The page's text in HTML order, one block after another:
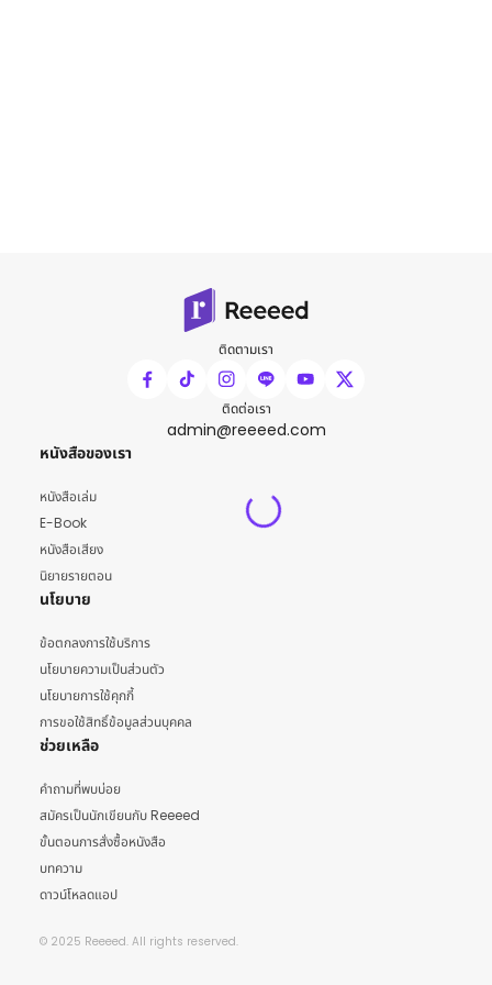
ติดตามเรา
ติดต่อเรา
admin@reeeed.com
หนังสือของเรา
หนังสือเล่ม
E-Book
หนังสือเสียง
นิยายรายตอน
นโยบาย
ข้อตกลงการใช้บริการ
นโยบายความเป็นส่วนตัว
นโยบายการใช้คุกกี้
การขอใช้สิทธิ์ข้อมูลส่วนบุคคล
ช่วยเหลือ
คำถามที่พบบ่อย
สมัครเป็นนักเขียนกับ Reeeed
ขั้นตอนการสั่งซื้อหนังสือ
บทความ
ดาวน์โหลดแอป
© 2025 Reeeed. All rights reserved.